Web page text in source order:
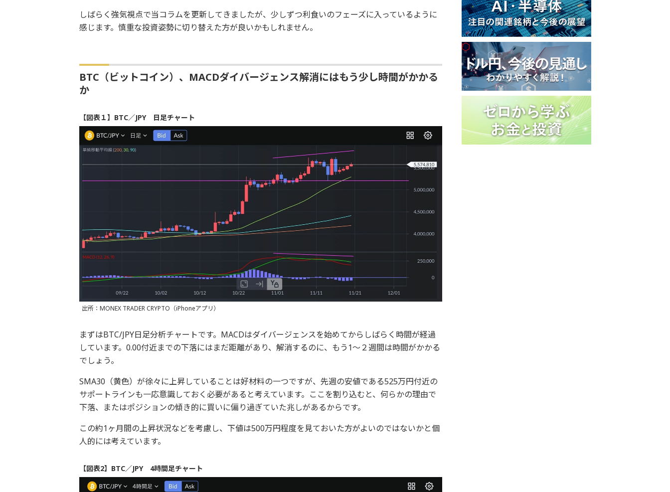
しばらく強気視点で当コラムを更新してきましたが、少しずつ利食いのフェーズに入っているように
感じます。慎重な投資姿勢に切り替えた方が良いかもしれません。
BTC（ビットコイン）、MACDダイバージェンス解消にはもう少し時間がかかる
か
【図表１】BTC／JPY 日足チャート
出所：MONEX TRADER CRYPTO（iPhoneアプリ）
まずはBTC/JPY日足分析チャートです。MACDはダイバージェンスを始めてからしばらく時間が経過
しています。0.00付近までの下落にはまだ距離があり、解消するのに、もう1～２週間は時間がかかる
でしょう。
SMA30（黄色）が徐々に上昇していることは好材料の一つですが、先週の安値である525万円付近の
サポートラインも一応意識しておく必要があると考えています。ここを割り込むと、何らかの理由で
下落、またはポジションの傾き的に買いに偏り過ぎていた兆しがあるからです。
この約1ヶ月間の上昇状況などを考慮し、下値は500万円程度を見ておいた方がよいのではないかと個
人的には考えています。
【図表2】BTC／JPY 4時間足チャート